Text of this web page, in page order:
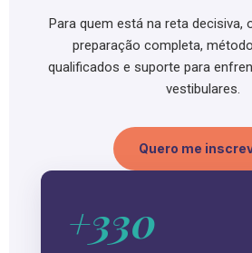
Para quem está na reta decisiva,
preparação completa,
qualificados e suporte para
vestibulares.
Quero me
+330